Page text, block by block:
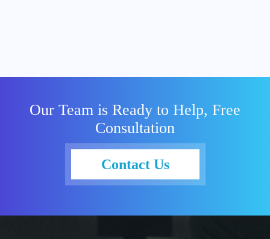
Our Team is Ready to Help, Free
Consultation
Contact Us